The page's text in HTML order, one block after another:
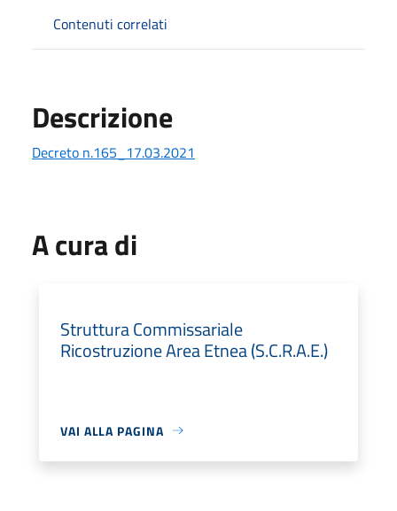
Contenuti correlati
Descrizione
Decreto n.165_17.03.2021
A cura di
Struttura Commissariale
Ricostruzione Area Etnea (S.C.R.A.E.)
VAI ALLA PAGINA